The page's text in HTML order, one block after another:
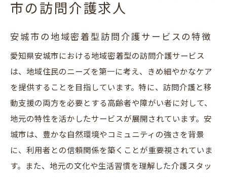
市の訪問介護求人
安城市の地域密着型訪問介護サービスの特徴
愛知県安城市における地域密着型の訪問介護サービス
は、地域住民のニーズを第一に考え、きめ細やかなケア
を提供することを目指しています。特に、訪問介護と移
動支援の両方を必要とする高齢者や障がい者に対して、
地元の特性を活かしたサービスが展開されています。安
城市は、豊かな自然環境やコミュニティの強さを背景
に、利用者との信頼関係を築くことが重要視されていま
す。また、地元の文化や生活習慣を理解した介護スタッ